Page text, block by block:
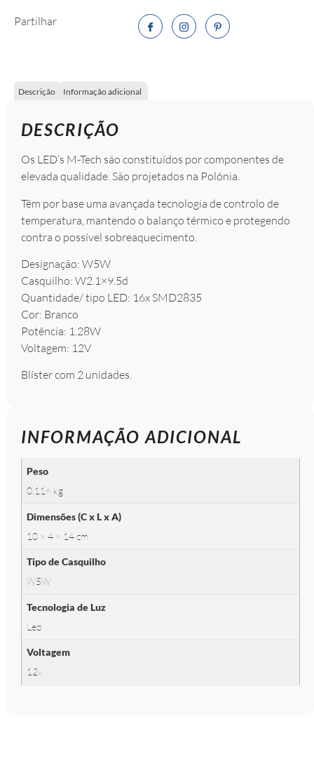
Partilhar
Descrição Informação adicional
DESCRIÇÃO
Os LED’s M-Tech são constituídos por componentes de
elevada qualidade. São projetados na Polónia.
Têm por base uma avançada tecnologia de controlo de
temperatura, mantendo o balanço térmico e protegendo
contra o possível sobreaquecimento.
Designação: W5W
Casquilho: W2.1×9.5d
Quantidade/ tipo LED: 16x SMD2835
Cor: Branco
Potência: 1.28W
Voltagem: 12V
Blíster com 2 unidades.
INFORMAÇÃO ADICIONAL
Peso
0.116 kg
Dimensões (C x L x A)
10 × 4 × 14 cm
Tipo de Casquilho
W5W
Tecnologia de Luz
Led
Voltagem
12v